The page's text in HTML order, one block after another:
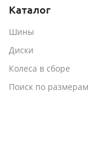
Каталог
Шины
Диски
Колеса в сборе
Поиск по размерам